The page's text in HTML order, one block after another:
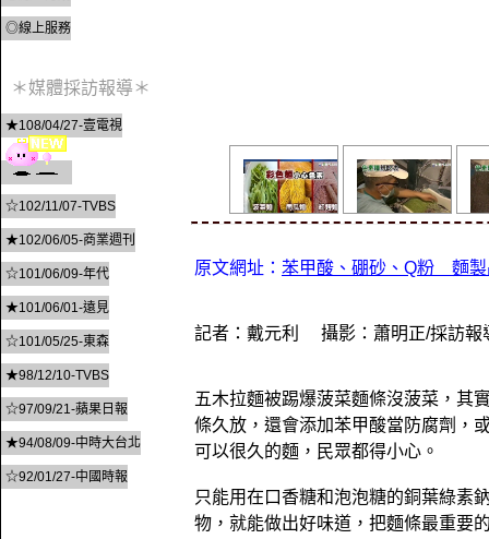
◎線上服務
＊媒體採訪報導＊
★108/04/27-壹電視
☆102/11/07-TVBS
★102/06/05-商業週刊
☆101/06/09-年代
★101/06/01-遠見
☆101/05/25-東森
★98/12/10-TVBS
☆97/09/21-蘋果日報
★94/08/09-中時大台北
☆92/01/27-中國時報
原文網址： 苯甲酸、硼砂、Q粉 麵製
記者：戴元利 攝影：蕭明正/採訪報
五木拉麵被踢爆菠菜麵條沒菠菜，其
條久放，還會添加苯甲酸當防腐劑，
可以很久的麵，民眾都得小心。
只能用在口香糖和泡泡糖的銅葉綠素
物，就能做出好味道，把麵條最重要